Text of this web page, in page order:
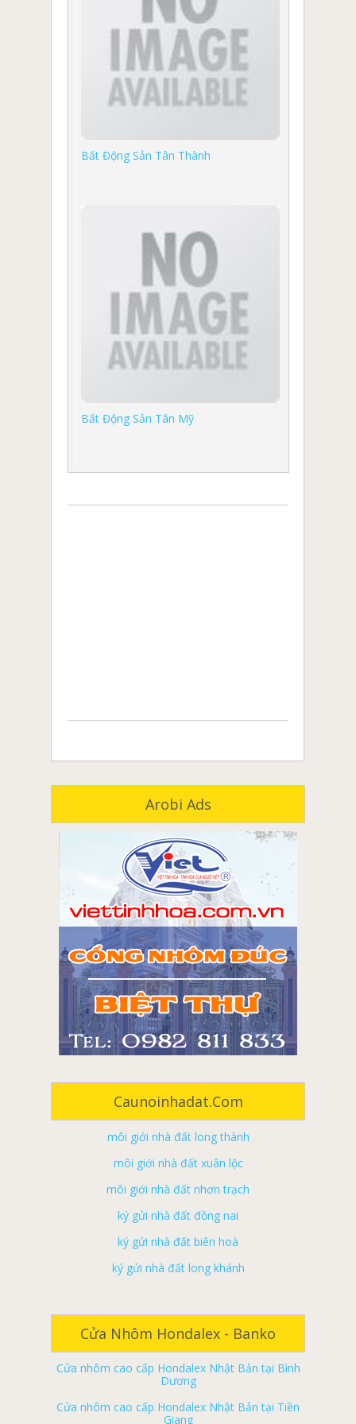
Bất Động Sản Tân Thành
Bất Động Sản Tân Mỹ
Arobi Ads
Caunoinhadat.com
môi giới nhà đất đồng nai
môi giới nhà đất biên hòa
môi giới nhà đất long khánh
môi giới nhà đất tân phú
môi giới nhà đất vĩnh cửu
môi giới nhà đất định quán
môi giới nhà đất trảng bom
môi giới nhà đất thống nhất
môi giới nhà đất cẩm mỹ
môi giới nhà đất long thành
môi giới nhà đất xuân lộc
môi giới nhà đất nhơn trạch
ký gửi nhà đất đồng nai
ký gửi nhà đất biên hoà
ký gửi nhà đất long khánh
ký gửi nhà đất tân phú
ký gửi nhà đất thống nhất
ký gửi nhà đất cẩm mỹ
Cửa Nhôm Hondalex - Banko
Cửa nhôm cao cấp Hondalex Nhật Bản tại Đà
Cửa nhôm cao cấp Hondalex Nhật Bản tại Biên
Hòa
Cửa nhôm cao cấp Hondalex Nhật Bản tại Đồng
Nai
Rịa Vũng Tàu
Cửa nhôm cao cấp Hondalex Nhật Bản tại Bình
Dương
Cửa nhôm cao cấp Hondalex Nhật Bản tại Tiền
Cửa nhôm cao cấp Hondalex Nhật Bản tại Long